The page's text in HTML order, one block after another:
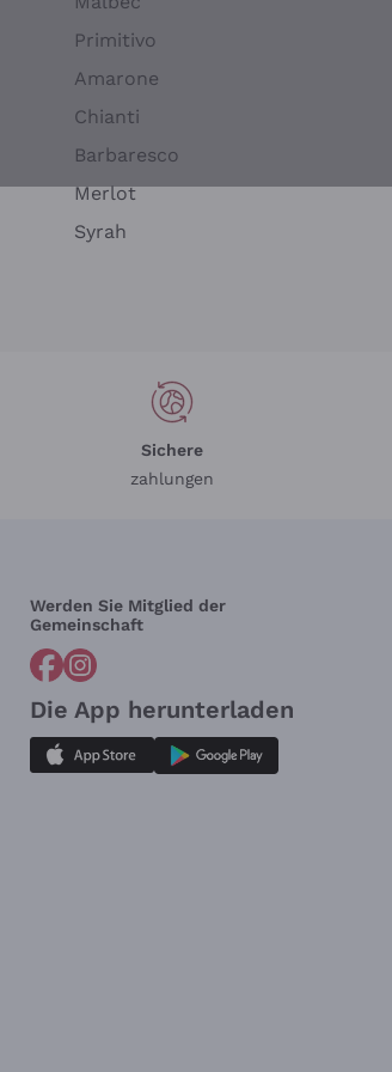
Primitivo
Amarone
Chianti
Barbaresco
Merlot
Syrah
Sichere
zahlungen
Werden Sie Mitglied der
Gemeinschaft
Die App herunterladen